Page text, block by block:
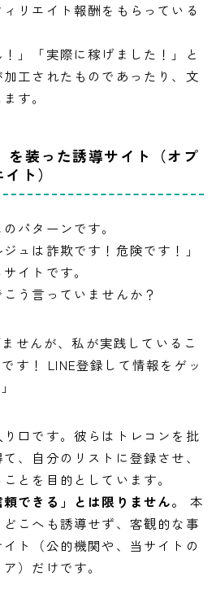
リエイト報酬をもらっている
！」「実際に稼げました！」と
工されたものであったり、文
す。
を装った誘導サイト（オプ
ト）
パターンです。
ュは詐欺です！危険です！」
イトです。
う言っていませんか？
ませんが、私が実践しているこ
す！ LINE登録して情報をゲッ
口です。彼らはトレコンを批
、自分のリストに登録させ、
とを目的としています。
できる」とは限りません。
本
こへも誘導せず、客観的な事
ト（公的機関や、当サイトの
）だけです。